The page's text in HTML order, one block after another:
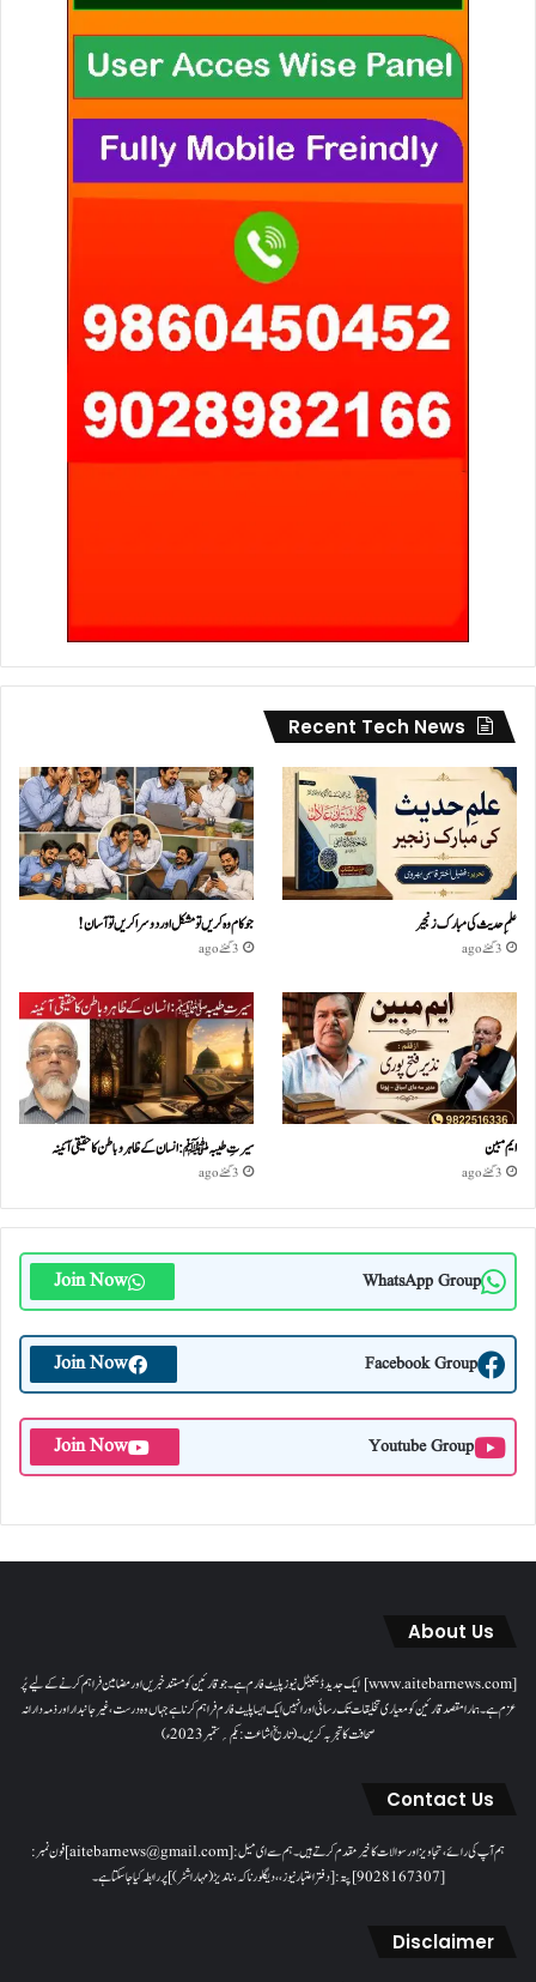
Recent Tech News
علمِ حدیث کی مبارک زنجیر
3 گھنٹے ago
جو کام وہ کریں تو مشکل اور دوسرا کریں تو آسان !
3 گھنٹے ago
ایم مبین
3 گھنٹے ago
سیرتِ طیبہﷺ: انسان کے ظاہر و باطن کا حقیقی آئینہ
3 گھنٹے ago
WhatsApp Group
Join Now
Facebook Group
Join Now
Youtube Group
Join Now
About Us
[www.aitebarnews.com] ایک جدید ڈیجیٹل نیوز پلیٹ فارم ہے۔ جو قارئین کو مستند خبریں اور مضامین فراہم کرنے کے لیے پُر
عزم ہے۔ ہمارا مقصدقارئین کو معیاری تخلیقات تک رسائی اور انہیں ایک ایسا پلیٹ فارم فراہم کرنا ہے جہاں وہ درست، غیر جانبدار اور ذمہ دارانہ
صحافت کا تجربہ کریں۔( تاریخ اشاعت : یکم؍ ستمبر 2023ء)
Contact Us
ہم آپ کی رائے، تجاویز اور سوالات کا خیرمقدم کرتے ہیں۔ ہم سےای میل: [aitebarnews@gmail.com]فون نمبر:
[9028167307]پتہ: [دفتر اعتبار نیوز، ، دیگلور ناکہ، ناندیڑ(مہاراشٹر) ] پر رابطہ کیا جاسکتا ہے۔
Disclaimer